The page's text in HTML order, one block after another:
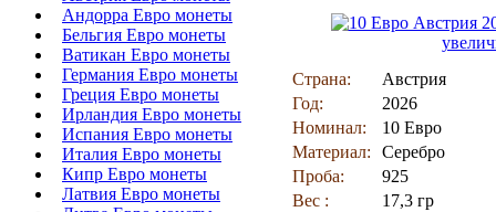
Андорра Евро монеты
Бельгия Евро монеты
Ватикан Евро монеты
Германия Евро монеты
Греция Евро монеты
Ирландия Евро монеты
Испания Евро монеты
Италия Евро монеты
Кипр Евро монеты
Латвия Евро монеты
Страна:
Австрия
Год:
2026
Номинал:
10 Евро
Материал:
Серебро
Проба:
925
Вес :
17,3 гр